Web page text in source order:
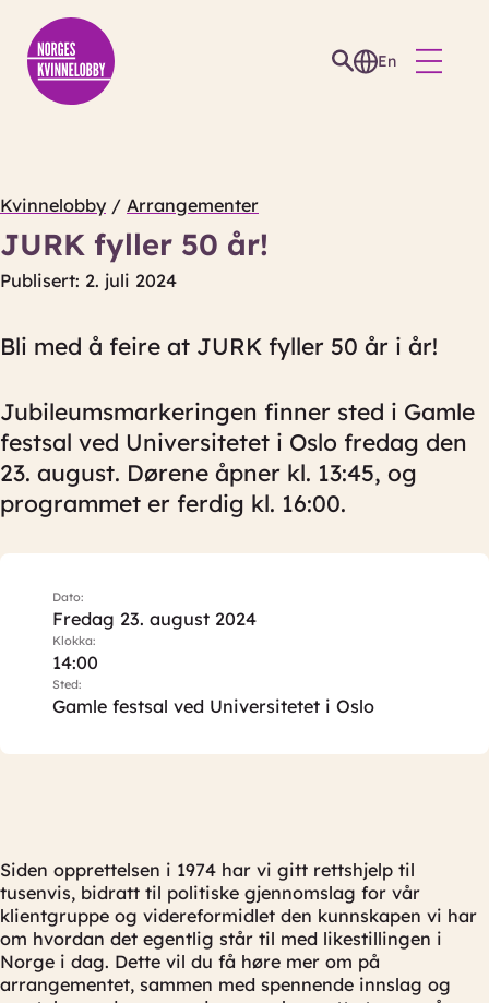
En
Kvinnelobby/ Arrangementer
JURK fyller 50 år!
Publisert: 2. juli 2024
Bli med å feire at JURK fyller 50 år i år!
Jubileumsmarkeringen finner sted i Gamle
festsal ved Universitetet i Oslo fredag den
23. august. Dørene åpner kl. 13:45, og
programmet er ferdig kl. 16:00.
Dato:
Fredag 23. august 2024
Klokka:
14:00
Sted:
Gamle festsal ved Universitetet i Oslo
Siden opprettelsen i 1974 har vi gitt rettshjelp til
tusenvis, bidratt til politiske gjennomslag for vår
klientgruppe og videreformidlet den kunnskapen vi har
om hvordan det egentlig står til med likestillingen i
Norge i dag. Dette vil du få høre mer om på
arrangementet, sammen med spennende innslag og